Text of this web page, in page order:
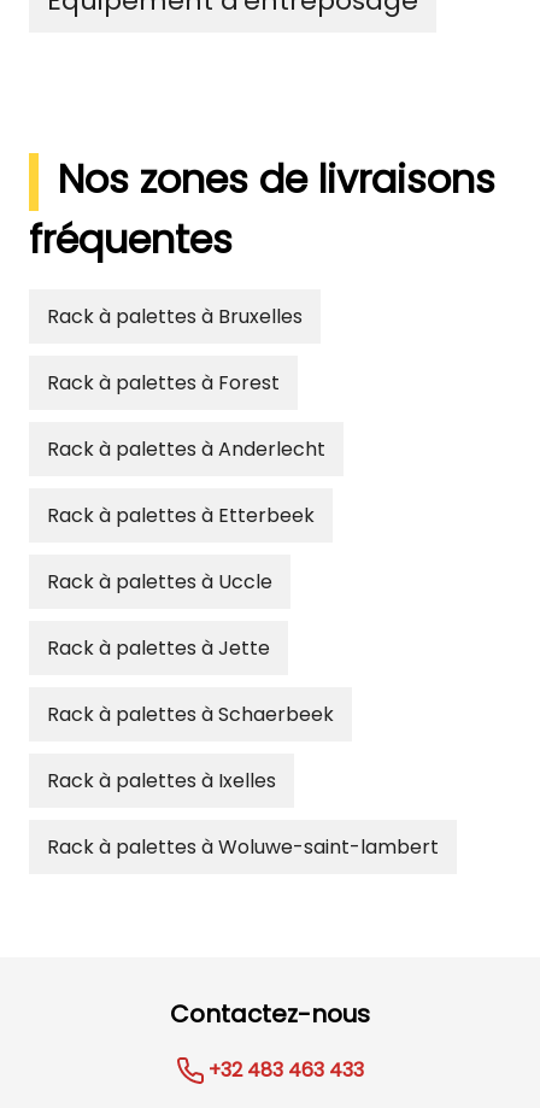
Nos zones de livraisons
fréquentes
Rack à palettes à Bruxelles
Rack à palettes à Forest
Rack à palettes à Anderlecht
Rack à palettes à Etterbeek
Rack à palettes à Uccle
Rack à palettes à Jette
Rack à palettes à Schaerbeek
Rack à palettes à Ixelles
Rack à palettes à Woluwe-saint-lambert
Contactez-nous
+32 483 463 433